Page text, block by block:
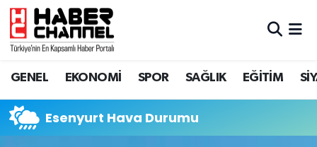
GENEL EKONOMİ SPOR SAĞLIK EĞİTİM
Esenyurt Hava Durumu
GENEL
SPOR
Nöbetçi Eczaneler
Trafik Durumu